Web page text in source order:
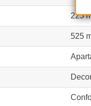
225
525